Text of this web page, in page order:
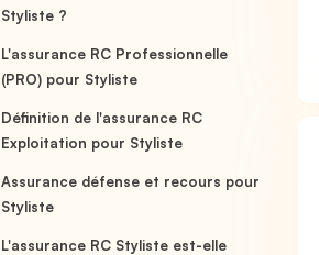
Styliste ?
L'assurance RC Professionnelle
(PRO) pour Styliste
Définition de l'assurance RC
Exploitation pour Styliste
Assurance défense et recours pour
Styliste
L'assurance RC Styliste est-elle